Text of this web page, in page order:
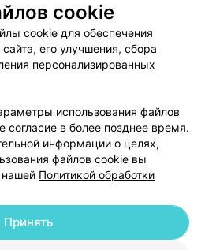
Способы оплаты
Партнеры
103.by
настройки cookie
данных
191700409| 220012, Республика Беларусь,
cookie
cookie для обеспечения
его улучшения, сбора
персонализированных
использования файлов
согласие в более позднее время.
информации о целях,
файлов cookie вы
Политикой обработки
Принять